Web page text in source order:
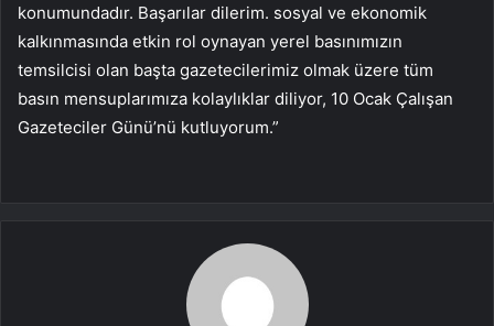
konumundadır. Başarılar dilerim. sosyal ve ekonomik
kalkınmasında etkin rol oynayan yerel basınımızın
temsilcisi olan başta gazetecilerimiz olmak üzere tüm
basın mensuplarımıza kolaylıklar diliyor, 10 Ocak Çalışan
Gazeteciler Günü’nü kutluyorum.”